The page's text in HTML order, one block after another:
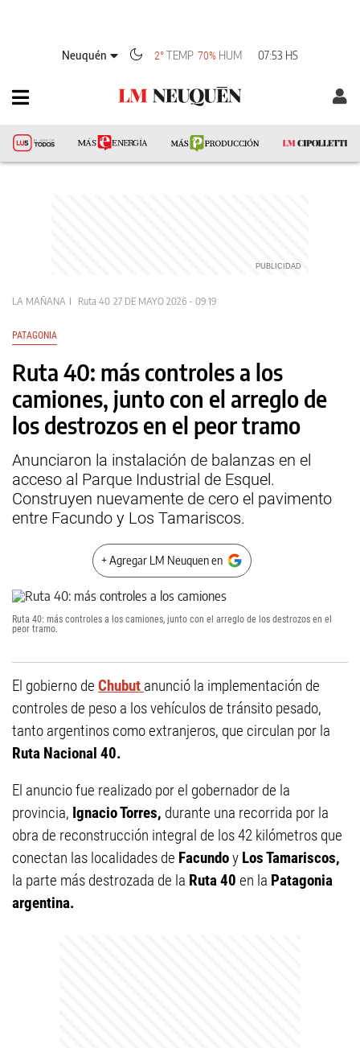
Neuquén 2°TEMP 70% HUM 07:53 HS
LA MAÑANA Ruta 40 27 DE MAYO 2026 - 09:19
PATAGONIA
Ruta 40: más controles a los
camiones, junto con el arreglo de
los destrozos en el peor tramo
Anunciaron la instalación de balanzas en el
acceso al Parque Industrial de Esquel.
Construyen nuevamente de cero el pavimento
entre Facundo y Los Tamariscos.
+ Agregar LM Neuquen en
Ruta 40: más controles a los camiones, junto con el arreglo de los destrozos en el
peor tramo.
El gobierno de Chubut anunció la implementación de
controles de peso a los vehículos de tránsito pesado,
tanto argentinos como extranjeros, que circulan por la
Ruta Nacional 40.
El anuncio fue realizado por el gobernador de la
provincia, Ignacio Torres, durante una recorrida por la
obra de reconstrucción integral de los 42 kilómetros que
conectan las localidades de Facundoy Los Tamariscos,
la parte más destrozada de la Ruta 40 en la Patagonia
argentina.